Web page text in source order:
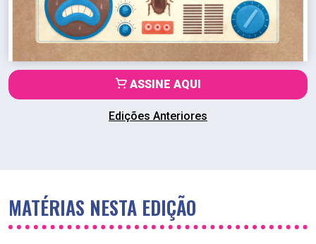
ASSINE AQUI
Edições Anteriores
MATÉRIAS NESTA EDIÇÃO